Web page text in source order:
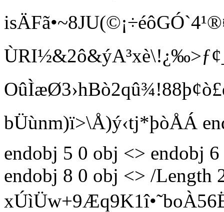
bÜùnm)ï>\Å)ý‹tj*þòÅÁ
endobj 5 0 obj <> endobj
endobj 8 0 obj <> /Length